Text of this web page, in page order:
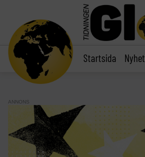
Startsida
ANNONS